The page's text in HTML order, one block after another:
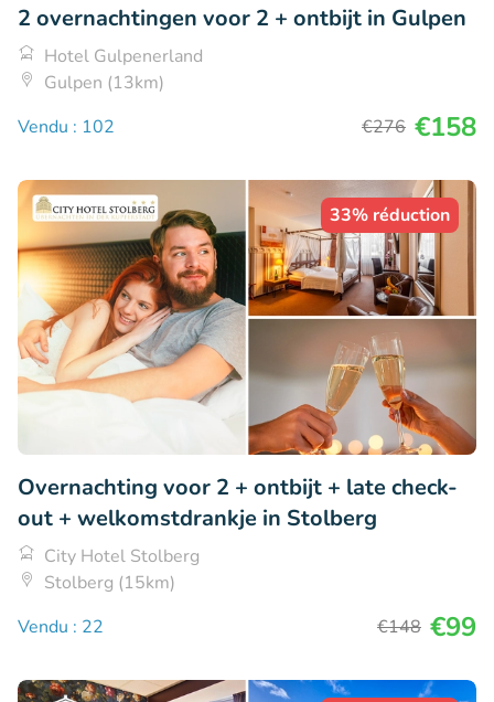
2 overnachtingen voor 2 + ontbijt in Gulpen
Hotel Gulpenerland
Gulpen (13km)
Vendu : 102
€276 €158
33% réduction
Overnachting voor 2 + ontbijt + late check-
out + welkomstdrankje in Stolberg
City Hotel Stolberg
Stolberg (15km)
Vendu : 22
€148 €99